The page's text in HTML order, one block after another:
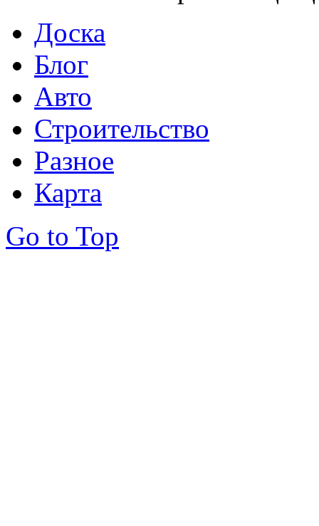
Доска
Блог
Авто
Строительство
Разное
Карта
Go to Top